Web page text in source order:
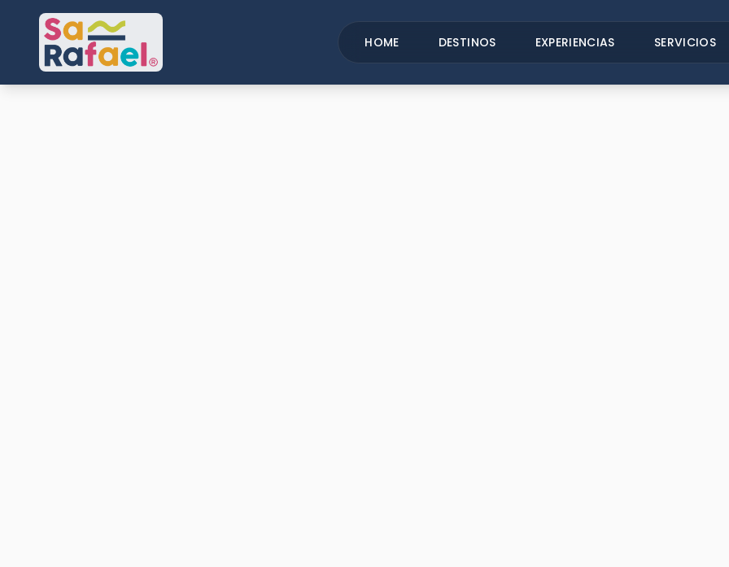
HOME DESTINOS EXPERIENCIAS SERVICIOS